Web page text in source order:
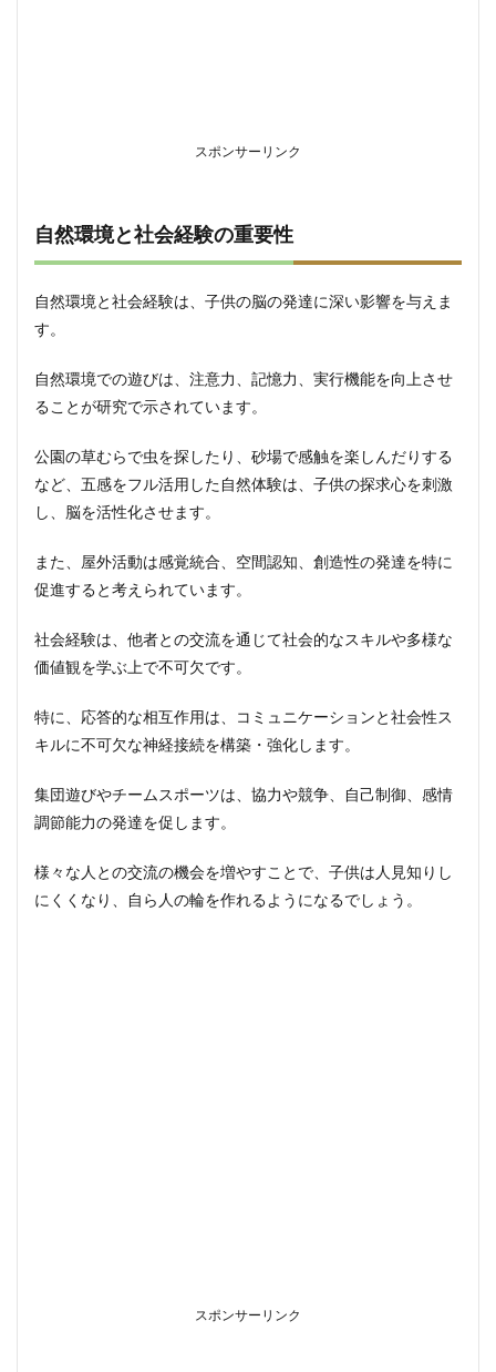
スポンサーリンク
自然環境と社会経験の重要性
自然環境と社会経験は、子供の脳の発達に深い影響を与えま
す。
自然環境での遊びは、注意力、記憶力、実行機能を向上させ
ることが研究で示されています。
公園の草むらで虫を探したり、砂場で感触を楽しんだりする
など、五感をフル活用した自然体験は、子供の探求心を刺激
し、脳を活性化させます。
また、屋外活動は感覚統合、空間認知、創造性の発達を特に
促進すると考えられています。
社会経験は、他者との交流を通じて社会的なスキルや多様な
価値観を学ぶ上で不可欠です。
特に、応答的な相互作用は、コミュニケーションと社会性ス
キルに不可欠な神経接続を構築・強化します。
集団遊びやチームスポーツは、協力や競争、自己制御、感情
調節能力の発達を促します。
様々な人との交流の機会を増やすことで、子供は人見知りし
にくくなり、自ら人の輪を作れるようになるでしょう。
スポンサーリンク